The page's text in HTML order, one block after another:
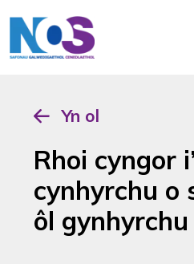
Yn ol
Rhoi cyngor
cynhyrchu o
ôl gynhyrchu